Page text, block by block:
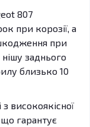
807
при корозії, а
при
заднього
близько 10
високоякісної
гарантує